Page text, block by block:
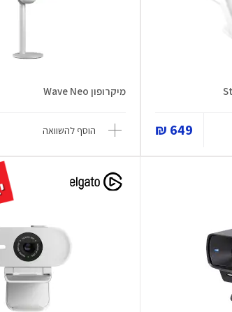
649 ₪
מיקרופון Wave Neo
הוסף להשוואה